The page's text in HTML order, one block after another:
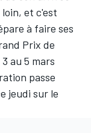
et c'est
à faire ses
Prix de
au 5 mars
passe
jeudi sur le